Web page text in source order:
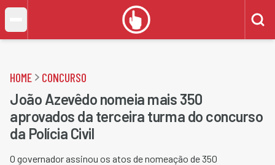
HOME CONCURSO
João Azevêdo nomeia mais 350
aprovados da terceira turma do concurso
da Polícia Civil
O governador assinou os atos de nomeação de 350